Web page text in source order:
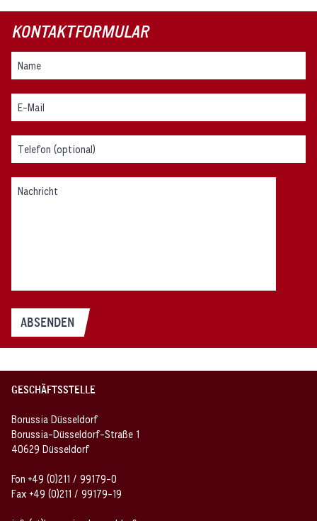
KONTAKTFORMULAR
ABSENDEN
GESCHÄFTSSTELLE
Borussia Düsseldorf
Borussia-Düsseldorf-Straße 1
40629 Düsseldorf
Fon +49 (0)211 / 99179-0
Fax +49 (0)211 / 99179-19